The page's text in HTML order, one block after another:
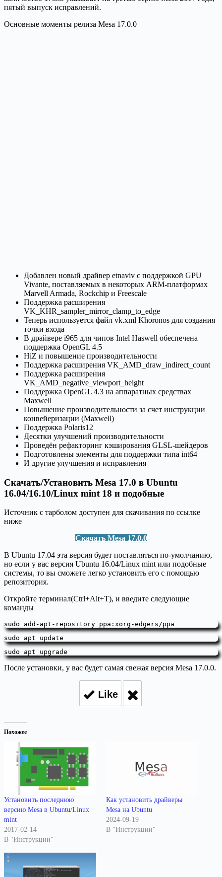
пятый выпуск исправлений.
Основные моменты релиза Mesa 17.0.0
Добавлен новый драйвер etnaviv с поддержкой GPU
Vivante, поставляемых в некоторых ARM-платформах
Marvell Armada, Rockchip и Freescale
Поддержка расширения
VK_KHR_sampler_mirror_clamp_to_edge
Теперь используется файл vk.xml Khoronos для создания
точки входа
В драйвере i965 для чипов Intel Haswell обеспечена
поддержка OpenGL 4.5
HiZ и повышение производительности
Поддержка расширения VK_AMD_draw_indirect_count
Поддержка расширения
VK_AMD_negative_viewport_height
Поддержка OpenGL 4.3 на аппаратных средствах
Maxwell
Повышение производительности за счет инструкции
конвейеризации (Maxwell)
Поддержка Polaris12
Десятки улучшений производительности
Проведён рефакторинг кэширования GLSL-шейдеров
Подготовлены элементы для поддержки типа int64
И другие улучшения и исправления
Скачать/Установить Mesa 17.0 в Ubuntu
16.04/16.10/Linux mint 18 и подобные
Источник с тарболом доступен для скачивания по ссылке
ниже
Скачать Mesa 17.0.0
В Ubuntu 17.04 эта версия будет поставляться по-умолчанию,
но если у вас версия Ubuntu 16.04/Linux mint или подобные
системы, то вы сможете легко установить его с помощью
репозитория.
Откройте терминал(Ctrl+Alt+T), и введите следующие
команды
sudo add-apt-repository ppa:xorg-edgers/ppa
sudo apt update
sudo apt upgrade
После установки, у вас будет самая свежая версия Mesa 17.0.0.
Like
Похожее
Установить последнюю
версию Mesa в Ubuntu/Linux
mint
2017-02-14
В "Инструкции"
Как установить драйверы
Mesa на Ubuntu
2024-09-19
В "Инструкции"